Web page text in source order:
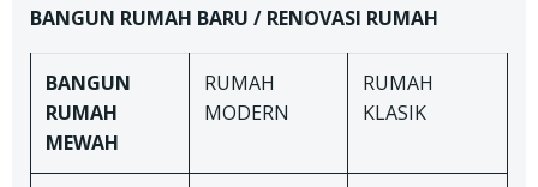
BANGUN RUMAH BARU / RENOVASI RUMAH
BANGUN
RUMAH
MEWAH
RUMAH
MODERN
RUMAH
KLASIK